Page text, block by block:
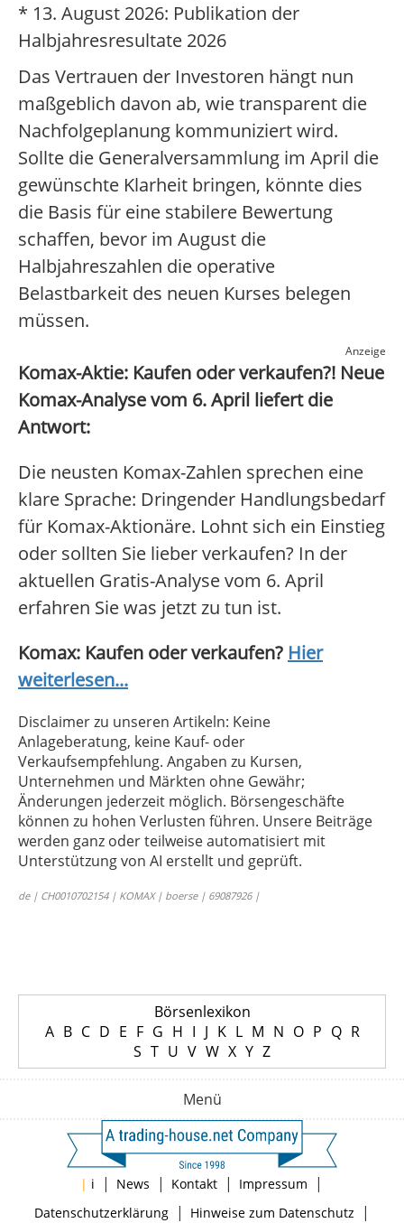
* 13. August 2026: Publikation der
Halbjahresresultate 2026
Das Vertrauen der Investoren hängt nun
maßgeblich davon ab, wie transparent die
Nachfolgeplanung kommuniziert wird.
Sollte die Generalversammlung im April die
gewünschte Klarheit bringen, könnte dies
die Basis für eine stabilere Bewertung
schaffen, bevor im August die
Halbjahreszahlen die operative
Belastbarkeit des neuen Kurses belegen
müssen.
Anzeige
Komax-Aktie: Kaufen oder verkaufen?! Neue
Komax-Analyse vom 6. April liefert die
Antwort:
Die neusten Komax-Zahlen sprechen eine
klare Sprache: Dringender Handlungsbedarf
für Komax-Aktionäre. Lohnt sich ein Einstieg
oder sollten Sie lieber verkaufen? In der
aktuellen Gratis-Analyse vom 6. April
erfahren Sie was jetzt zu tun ist.
Komax: Kaufen oder verkaufen? Hier
weiterlesen...
Disclaimer zu unseren Artikeln: Keine
Anlageberatung, keine Kauf- oder
Verkaufsempfehlung. Angaben zu Kursen,
Unternehmen und Märkten ohne Gewähr;
Änderungen jederzeit möglich. Börsengeschäfte
können zu hohen Verlusten führen. Unsere Beiträge
werden ganz oder teilweise automatisiert mit
Unterstützung von AI erstellt und geprüft.
de | CH0010702154 | KOMAX | boerse | 69087926 |
Börsenlexikon
A B C D E F G H I J K L M N O P Q R
S T U V W X Y Z
Menü
| i | News | Kontakt | Impressum |
Datenschutzerklärung| Hinweise zum Datenschutz |